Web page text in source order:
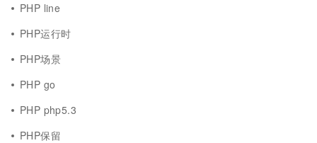
PHP line
PHP运行时
PHP场景
PHP go
PHP php5.3
PHP保留